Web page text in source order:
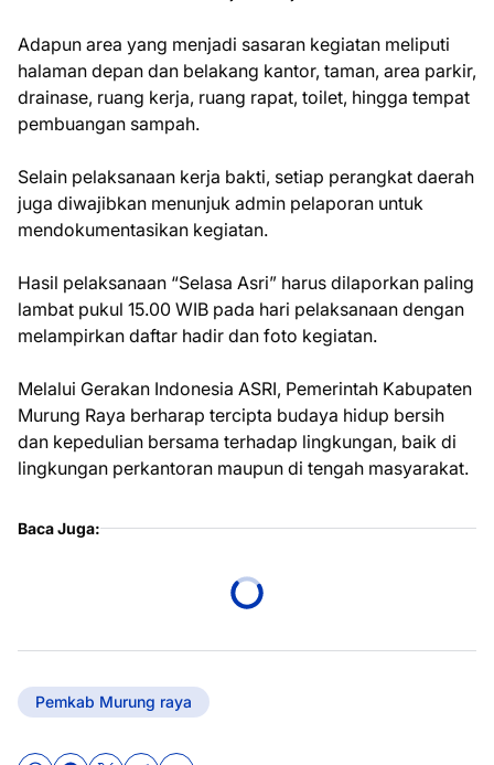
Adapun area yang menjadi sasaran kegiatan meliputi
halaman depan dan belakang kantor, taman, area parkir,
drainase, ruang kerja, ruang rapat, toilet, hingga tempat
pembuangan sampah.
Selain pelaksanaan kerja bakti, setiap perangkat daerah
juga diwajibkan menunjuk admin pelaporan untuk
mendokumentasikan kegiatan.
Hasil pelaksanaan “Selasa Asri” harus dilaporkan paling
lambat pukul 15.00 WIB pada hari pelaksanaan dengan
melampirkan daftar hadir dan foto kegiatan.
Melalui Gerakan Indonesia ASRI, Pemerintah Kabupaten
Murung Raya berharap tercipta budaya hidup bersih
dan kepedulian bersama terhadap lingkungan, baik di
lingkungan perkantoran maupun di tengah masyarakat.
Baca Juga:
Pemkab Murung raya